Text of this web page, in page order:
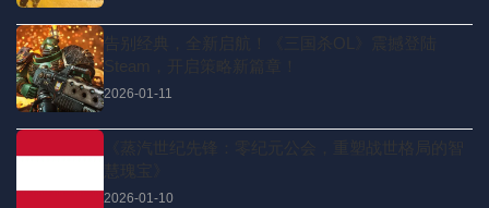
告别经典，全新启航！《三国杀OL》震撼登陆
Steam，开启策略新篇章！
2026-01-11
《蒸汽世纪先锋：零纪元公会，重塑战世格局的智
2026-01-10